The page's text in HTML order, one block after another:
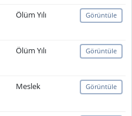
Ölüm Yılı Görüntüle
Ölüm Yılı Görüntüle
Meslek Görüntüle